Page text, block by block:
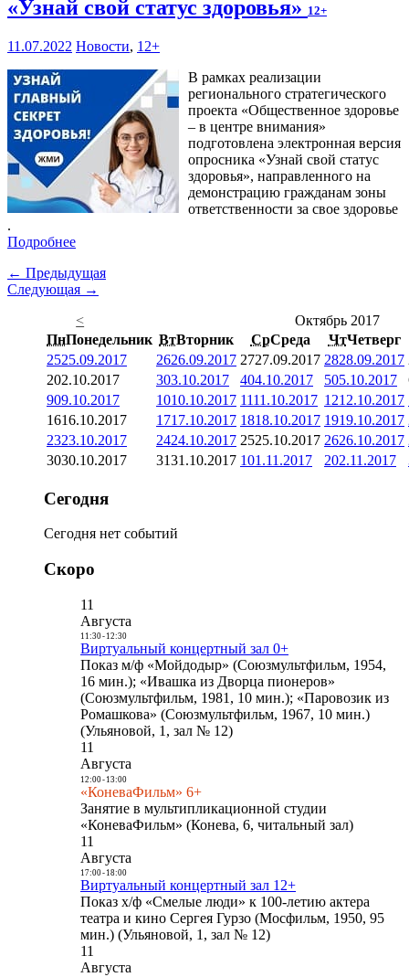
«Узнай свой статус здоровья» 12+
11.07.2022 Новости, 12+
В рамках реализации
регионального стратегического
проекта «Общественное здоровье
– в центре внимания»
подготовлена электронная версия
опросника «Узнай свой статус
здоровья», направленного на
демонстрацию гражданам зоны
ответственности за свое здоровье
.
Подробнее
← Предыдущая
Следующая →
<
Октябрь 2017
ПнПонедельник ВтВторник СрСреда ЧтЧетверг
2525.09.2017 2626.09.2017 2727.09.2017 2828.09.2017
202.10.2017 303.10.2017 404.10.2017 505.10.2017
909.10.2017 1010.10.2017 1111.10.2017 1212.10.2017
1616.10.2017 1717.10.2017 1818.10.2017 1919.10.2017
2323.10.2017 2424.10.2017 2525.10.2017 2626.10.2017
3030.10.2017 3131.10.2017 101.11.2017 202.11.2017
Сегодня
Сегодня нет событий
Скоро
11
Августа
11:30- 12:30
Виртуальный концертный зал 0+
Показ м/ф «Мойдодыр» (Союзмультфильм, 1954,
16 мин.); «Ивашка из Дворца пионеров»
(Союзмультфильм, 1981, 10 мин.); «Паровозик из
Ромашкова» (Союзмультфильм, 1967, 10 мин.)
(Ульяновой, 1, зал № 12)
11
Августа
12:00- 13:00
«КоневаФильм» 6+
Занятие в мультипликационной студии
«КоневаФильм» (Конева, 6, читальный зал)
11
Августа
17:00- 18:00
Виртуальный концертный зал 12+
Показ х/ф «Смелые люди» к 100-летию актера
театра и кино Сергея Гурзо (Мосфильм, 1950, 95
мин.) (Ульяновой, 1, зал № 12)
11
Августа